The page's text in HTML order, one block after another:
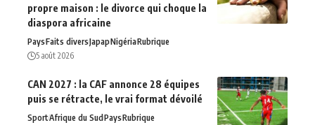
propre maison : le divorce qui choque la
diaspora africaine
PaysFaits diversJapapNigériaRubrique
5 août 2026
CAN 2027 : la CAF annonce 28 équipes
puis se rétracte, le vrai format dévoilé
SportAfrique du‍ SudPaysRubrique